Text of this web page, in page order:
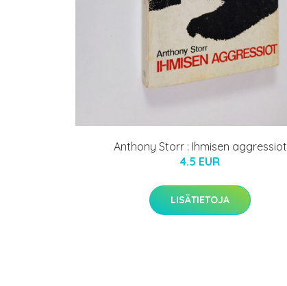
Anthony Storr : Ihmisen aggressiot
4.5 EUR
LISÄTIETOJA